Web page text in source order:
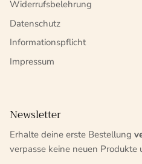
Widerrufsbelehrung
Datenschutz
Informationspflicht
Impressum
Newsletter
Erhalte deine erste Bestellung
verpasse keine neuen Produkte